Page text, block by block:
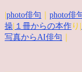
photo俳句 photo俳
操 １冊からの本作 り|
写真からAI俳句